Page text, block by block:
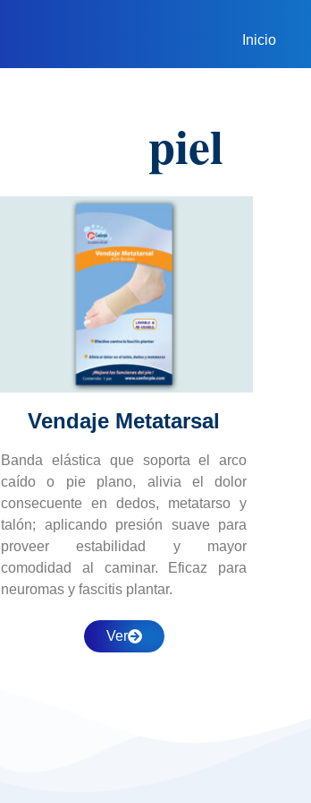
Inicio
piel
Vendaje Metatarsal
Banda elástica que soporta el arco
caído o pie plano, alivia el dolor
consecuente en dedos, metatarso y
talón; aplicando presión suave para
proveer estabilidad y mayor
comodidad al caminar. Eficaz para
neuromas y fascitis plantar.
Ver